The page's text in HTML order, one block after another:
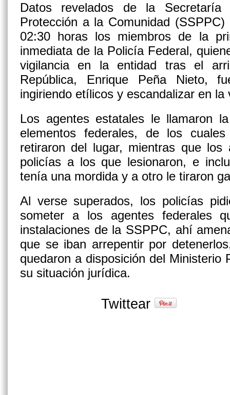
Datos revelados de la
Protección a la Comunidad
02:30 horas los miembros de la
inmediata de la Policía Federal,
vigilancia en la entidad tras el
República, Enrique Peña Nieto,
ingiriendo etílicos y escandalizar en la
Los agentes estatales le llamaron
elementos federales, de los
retiraron del lugar, mientras que los
policías a los que lesionaron, e
tenía una mordida y a otro le tiraron
Al verse superados, los policías
someter a los agentes federales
instalaciones de la SSPPC, ahí
que se iban arrepentir por
quedaron a disposición del Ministerio
su situación jurídica.
Twittear